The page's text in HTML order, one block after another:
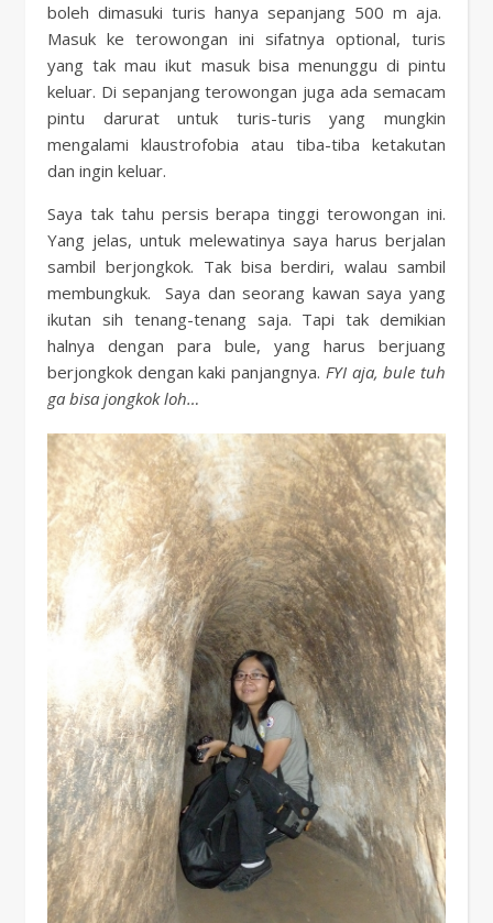
boleh dimasuki turis hanya sepanjang 500 m aja.
Masuk ke terowongan ini sifatnya optional, turis
yang tak mau ikut masuk bisa menunggu di pintu
keluar. Di sepanjang terowongan juga ada semacam
pintu darurat untuk turis-turis yang mungkin
mengalami klaustrofobia atau tiba-tiba ketakutan
dan ingin keluar.
Saya tak tahu persis berapa tinggi terowongan ini.
Yang jelas, untuk melewatinya saya harus berjalan
sambil berjongkok. Tak bisa berdiri, walau sambil
membungkuk. Saya dan seorang kawan saya yang
ikutan sih tenang-tenang saja. Tapi tak demikian
halnya dengan para bule, yang harus berjuang
berjongkok dengan kaki panjangnya. FYI aja, bule tuh
ga bisa jongkok loh…